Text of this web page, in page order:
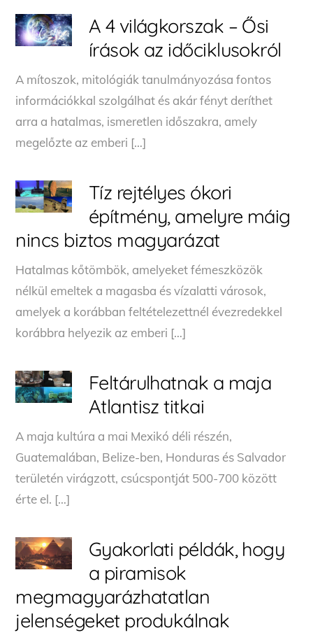
A 4 világkorszak – Ősi
írások az időciklusokról
A mítoszok, mitológiák tanulmányozása fontos
információkkal szolgálhat és akár fényt deríthet
arra a hatalmas, ismeretlen időszakra, amely
megelőzte az emberi […]
Tíz rejtélyes ókori
építmény, amelyre máig
nincs biztos magyarázat
Hatalmas kőtömbök, amelyeket fémeszközök
nélkül emeltek a magasba és vízalatti városok,
amelyek a korábban feltételezettnél évezredekkel
korábbra helyezik az emberi […]
Feltárulhatnak a maja
Atlantisz titkai
A maja kultúra a mai Mexikó déli részén,
Guatemalában, Belize-ben, Honduras és Salvador
területén virágzott, csúcspontját 500-700 között
érte el. […]
Gyakorlati példák, hogy
a piramisok
megmagyarázhatatlan
jelenségeket produkálnak